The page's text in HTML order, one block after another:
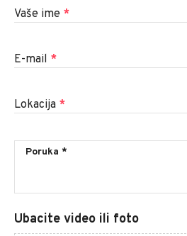
Vaše ime *
E-mail *
Lokacija *
Ubacite video ili foto